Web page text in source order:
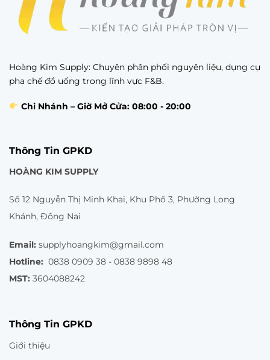
Hoàng Kim Supply: Chuyên phân phối nguyên liệu, dụng cụ
pha chế đồ uống trong lĩnh vực F&B.
Chi Nhánh – Giờ Mở Cửa: 08:00 - 20:00
Thông Tin GPKD
HOÀNG KIM SUPPLY
Số 12 Nguyễn Thị Minh Khai, Khu Phố 3, Phường Long
Khánh, Đồng Nai
Email: supplyhoangkim@gmail.com
Hotline: 0838 0909 38 - 0838 9898 48
MST: 3604088242
Thông Tin GPKD
Giới thiệu